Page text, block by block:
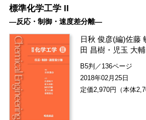
標準化学工学 II
―反応・制御・速度差分離―
日秋 俊彦(編)佐藤
田 昌樹 ・ 児玉 大輔
B5判／136ページ
2018年02月25日
定価2,970円（本体